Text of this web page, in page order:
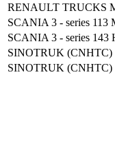
RENAULT TRUCKS
SCANIA 3 - series 113
SCANIA 3 - series 143
SINOTRUK (CNHTC)
SINOTRUK (CNHTC)